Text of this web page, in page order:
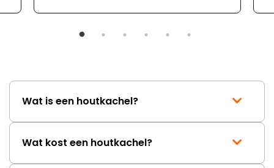
Wat is een houtkachel?
Wat kost een houtkachel?